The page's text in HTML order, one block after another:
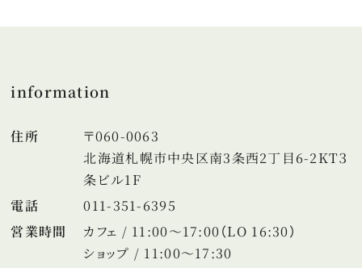
information
住所
〒060-0063
北海道札幌市中央区南3条西2丁目6-2KT３
条ビル1F
電話
011-351-6395
営業時間
カフェ / 11:00～17:00（LO 16:30）
ショップ / 11:00～17:30